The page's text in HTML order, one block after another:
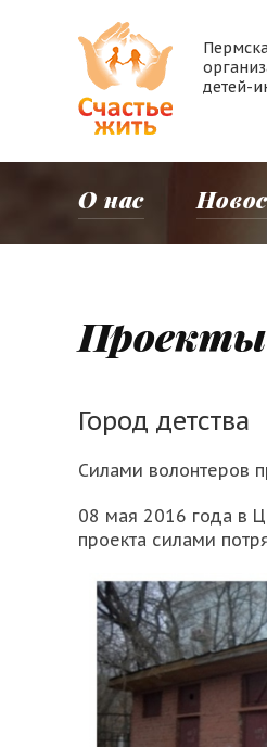
детей-
О нас
Проекты
Город детства
Силами волонтеров
08 мая 2016 года в
проекта силами